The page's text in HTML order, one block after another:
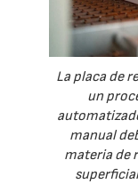
La placa de
un
manual
materia de